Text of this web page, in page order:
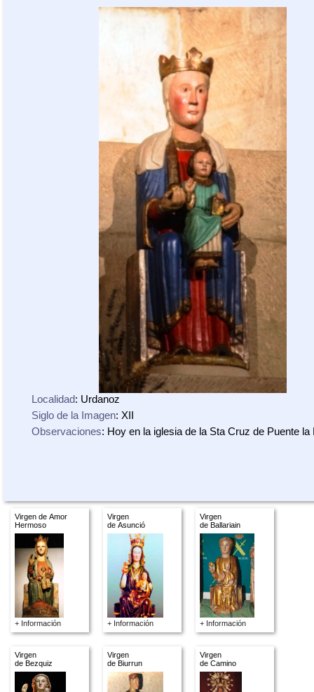
Localidad: Urdanoz
Siglo de la Imagen: XII
Observaciones: Hoy en la iglesia de la Sta Cruz de Puente la
Virgen de Amor
Hermoso
+ Información
Virgen
de Asunció
+ Información
Virgen
de Ballariain
+ Información
Virgen
de Bezquiz
Virgen
de Biurrun
Virgen
de Camino